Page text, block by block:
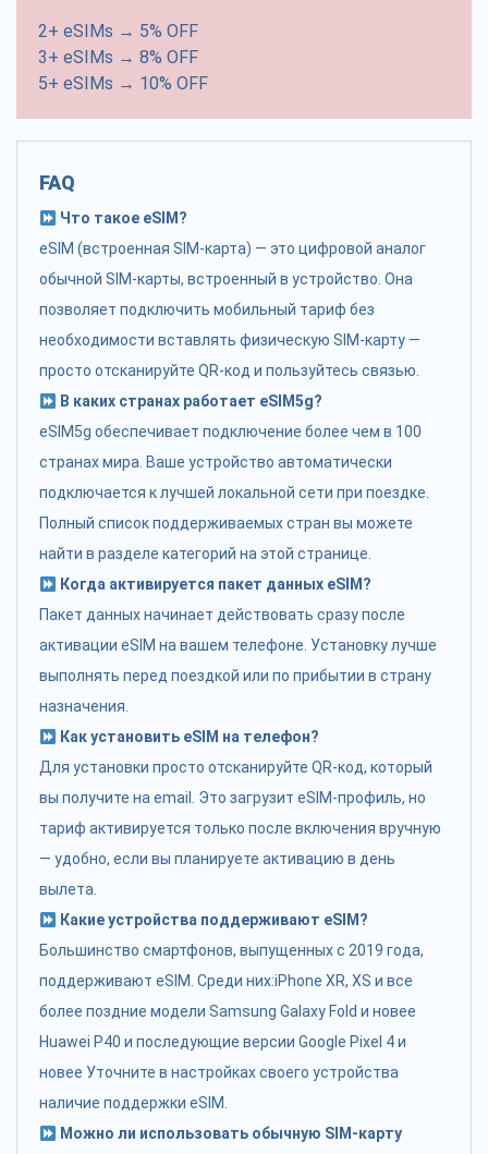
2+ eSIMs → 5% OFF
3+ eSIMs → 8% OFF
5+ eSIMs → 10% OFF
FAQ
Что такое eSIM?
eSIM (встроенная SIM-карта) — это цифровой аналог
обычной SIM-карты, встроенный в устройство. Она
позволяет подключить мобильный тариф без
необходимости вставлять физическую SIM-карту —
просто отсканируйте QR-код и пользуйтесь связью.
В каких странах работает eSIM5g?
eSIM5g обеспечивает подключение более чем в 100
странах мира. Ваше устройство автоматически
подключается к лучшей локальной сети при поездке.
Полный список поддерживаемых стран вы можете
найти в разделе категорий на этой странице.
Когда активируется пакет данных eSIM?
Пакет данных начинает действовать сразу после
активации eSIM на вашем телефоне. Установку лучше
выполнять перед поездкой или по прибытии в страну
назначения.
Как установить eSIM на телефон?
Для установки просто отсканируйте QR-код, который
вы получите на email. Это загрузит eSIM-профиль, но
тариф активируется только после включения вручную
— удобно, если вы планируете активацию в день
вылета.
Какие устройства поддерживают eSIM?
Большинство смартфонов, выпущенных с 2019 года,
поддерживают eSIM. Среди них:iPhone XR, XS и все
более поздние модели Samsung Galaxy Fold и новее
Huawei P40 и последующие версии Google Pixel 4 и
новее Уточните в настройках своего устройства
наличие поддержки eSIM.
Можно ли использовать обычную SIM-карту